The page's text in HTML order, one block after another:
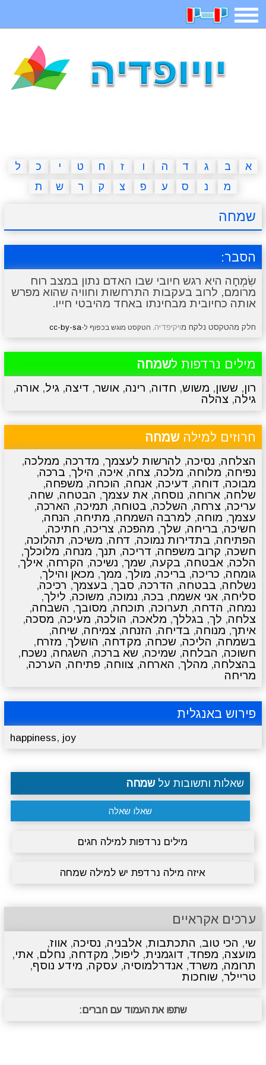
תפריט
איש תלוי מדריכים פוקימון גו מצא הבדלים
יצירה משחקי בנות אשליות חדשות
מתכונים טריוויה מגניבים סרטונים
א ב ג ד ה ו ז ח ט י כ
ל
מ
נ ס ע פ צ ק ר ש ת
שמחה
הסבר:
שִׂמְחָה היא רגש חיובי שבו האדם נתון במצב רוח
מרומם, לרוב בעקבות התרחשות וחוויה שהוא מפרש
אותה כחיובית מבחינתו באחד מהיבטי חייו.
חלק מהטקסט נלקח מויקיפדיה . הטקסט מוגש בכפוף ל-cc-by-sa
מילים נרדפות לשמחה
רון, ששון, משוש, חדוה, רינה, אושר, דיצה, גיל, אורה,
גילה, צהלה
חרוזים למילהשמחה
הצלחה, נסיכה, להרשות לעצמך, מדרכה, ממלכה,
נפיחה, מלוחה, מלכה, צחה, איכה, הילך, ברכה,
מבוכה, דוחה, דעיכה, אנחה, הוכחה, משפחה,
שלחה, ארוחה, נוסחה, את עצמך, הבטחה, שחה,
עריכה, צרחה, השלכה, בטוחה, תמיכה, הארכה,
עצמך, מוחה, למרבה השמחה, מתיחה, הנחה,
חשיכה, בריחה, שלך, מהפכה, צריכה, חתיכה,
הפתיחה, בתדירות נמוכה, דחה, משיכה, תהלוכה,
חשכה, קרוב משפחה, דריכה, תנך, מנחה, מלוכלך,
הלכה, אבטחה, בקעה, שמך, נשיכה, הקרחה, אילך,
גומחה, כריכה, בריכה, מולך, ממך, מכאן והילך,
נשלחה, בבטחה, הדרכה, סבך, בעצמך, רכיכה,
סליחה, אני אשמח, בכה, נמוכה, משוכה, לילך,
נמחה, הדחה, תערוכה, תוכחה, מסובך, השבחה,
צלחה, לך, בגללך, מלאכה, הולכה, מעיכה, מסכה,
איתך, מנוחה, בדיחה, הזנחה, צמיחה, שיחה,
בשמחה, הליכה, שכחה, מקדחה, הושלך, מזרח,
חשוכה, הבלחה, שמיכה, שא ברכה, השגחה, נשכח,
בהצלחה, מהלך, הארחה, צווחה, פתיחה, הערכה,
מריחה
פירוש באנגלית
happiness, joy
שאלות ותשובות על שמחה
שאלו שאלה
מילים נרדפות למילה חגים
איזה מילה נרדפת יש למילה שמחה
ערכים אקראיים
שי, הכי טוב, התכתבות, אלבניה, נסיכה, אווז,
מועצה, מפחד, דוגמנית, ליפול, מקדחה, נחלם, אתי,
תרומה, משרד, אנדרלמוסיה, עסקה, מידע נוסף,
טריילר, שוחכות
שתפו את העמוד עם חברים: